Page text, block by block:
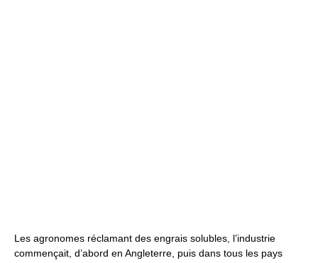
Les agronomes réclamant des engrais solubles, l’industrie
commençait, d’abord en Angleterre, puis dans tous les pays